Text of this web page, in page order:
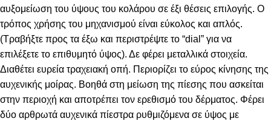
αυξομείωση του ύψους του κολάρου σε έξι θέσεις επιλογής. Ο
τρόπος χρήσης του μηχανισμού είναι εύκολος και απλός.
(Τραβήξτε προς τα έξω και περιστρέψτε το “dial” για να
επιλέξετε το επιθυμητό ύψος). Δε φέρει μεταλλικά στοιχεία.
Διαθέτει ευρεία τραχειακή οπή. Περιορίζει το εύρος κίνησης της
αυχενικής μοίρας. Βοηθά στη μείωση της πίεσης που ασκείται
στην περιοχή και αποτρέπει τον ερεθισμό του δέρματος. Φέρει
δύο αρθρωτά αυχενικά πίεστρα ρυθμιζόμενα σε ύψος με